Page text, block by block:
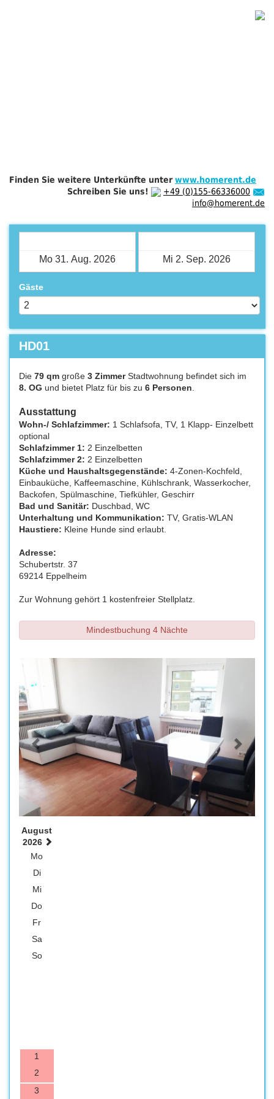
Finden Sie weitere Unterkünfte unterwww.homerent.de
Schreiben Sie uns!
+49 (0)155-66336000
info@homerent.de
Gäste
HD01
Die 79 qm große 3 ZimmerStadtwohnung befindet sich im
8. OG und bietet Platz für bis zu 6 Personen
Ausstattung
Wohn-/ Schlafzimmer: 1 Schlafsofa, TV, 1 Klapp- Einzelbett
optional
Schlafzimmer 1: 2 Einzelbetten
Schlafzimmer 2: 2 Einzelbetten
Küche und Haushaltsgegenstände: 4-Zonen-Kochfeld,
Einbauküche, Kaffeemaschine, Kühlschrank, Wasserkocher,
Backofen, Spülmaschine, Tiefkühler, Geschirr
Bad und Sanitär: Duschbad, WC
Unterhaltung und Kommunikation: TV, Gratis-WLAN
Haustiere: Kleine Hunde sind erlaubt.
Adresse:
Schubertstr. 37
69214 Eppelheim
Zur Wohnung gehört 1 kostenfreier Stellplatz.
Mindestbuchung 4 Nächte
Previous
August
2026
Mo
Di
Mi
Do
Fr
Sa
So
1
2
3